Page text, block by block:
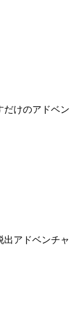
だけのアドベン
出アドベンチャ